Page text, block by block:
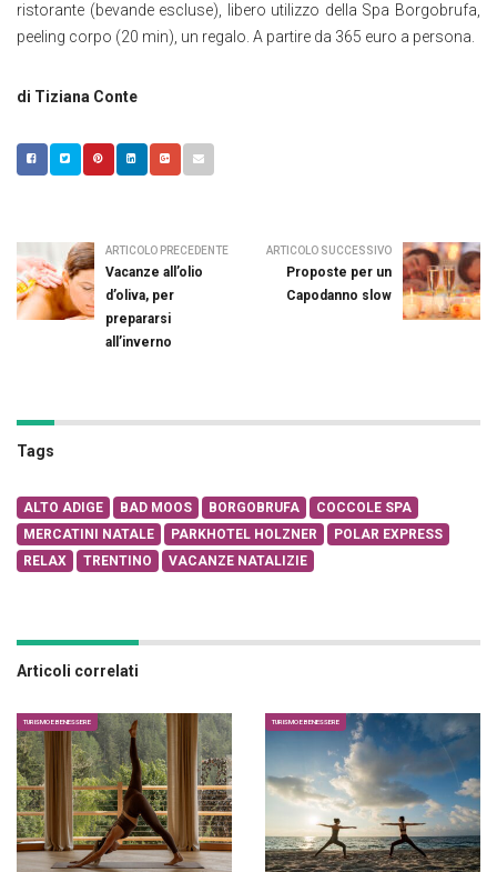
ristorante (bevande escluse), libero utilizzo della Spa Borgobrufa,
peeling corpo (20 min), un regalo. A partire da 365 euro a persona.
di Tiziana Conte
ARTICOLO PRECEDENTE
Vacanze all’olio
d’oliva, per
prepararsi
all’inverno
ARTICOLO SUCCESSIVO
Proposte per un
Capodanno slow
Tags
ALTO ADIGE BAD MOOS BORGOBRUFA
COCCOLE SPA
MERCATINI NATALE
PARKHOTEL HOLZNER
POLAR EXPRESS
RELAX
TRENTINO VACANZE NATALIZIE
Articoli correlati
TURISMO E BENESSERE TURISMO E BENESSERE